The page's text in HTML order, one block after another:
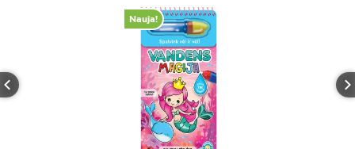
Nauja!